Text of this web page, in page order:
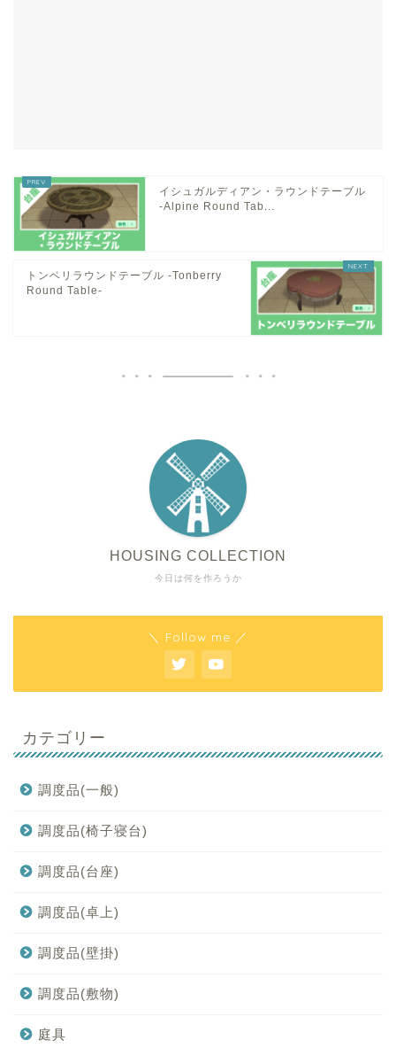
イシュガルディアン・ラウンドテーブル
-Alpine Round Tab...
トンベリラウンドテーブル -Tonberry
Round Table-
今日は何を作ろうか
HOUSING COLLECTION
＼ Follow me ／
カテゴリー
調度品(一般)
調度品(椅子寝台)
調度品(台座)
調度品(卓上)
調度品(壁掛)
調度品(敷物)
庭具